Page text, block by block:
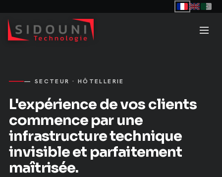
— SECTEUR · HÔTELLERIE
L'expérience de vos clients
commence par une
infrastructure technique
invisible et parfaitement
maîtrisée.